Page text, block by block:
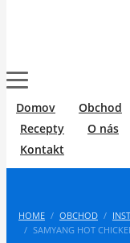
Domov
Obchod
Recepty
O nás
Kontakt
HOME OBCHOD
SAMYANG HOT